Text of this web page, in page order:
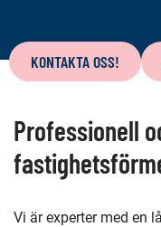
på
sida
KONTAKTA OSS!
Professionell
Vi är experter med en